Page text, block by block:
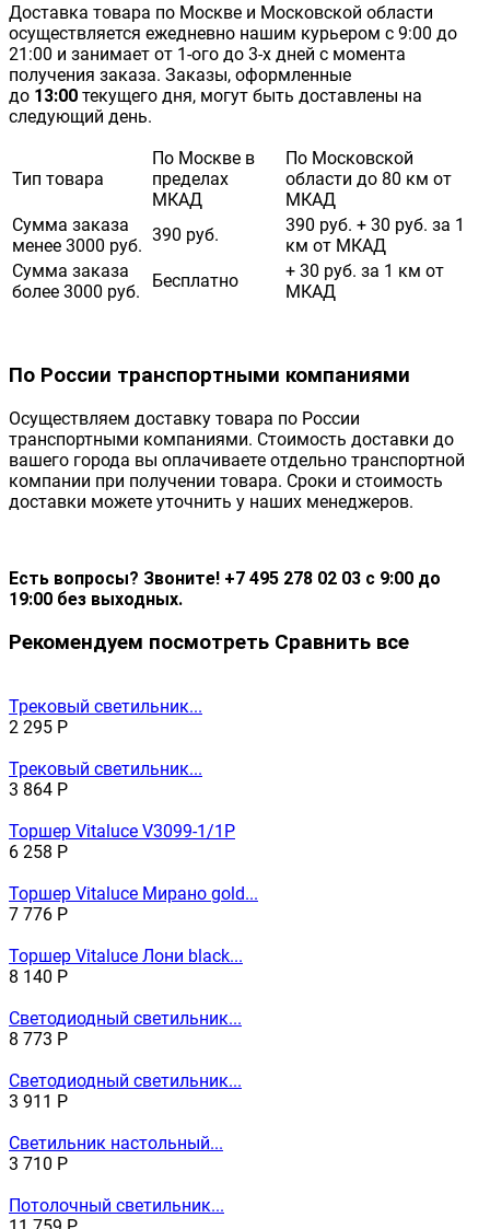
Доставка товара по Москве и Московской области
осуществляется ежедневно нашим курьером с 9:00 до
21:00 и занимает от 1-ого до 3-х дней с момента
получения заказа. Заказы, оформленные
до 13:00 текущего дня, могут быть доставлены на
следующий день.
Тип товара
По Москве в
пределах
МКАД
По Московской
области до 80 км от
МКАД
Сумма заказа
менее 3000 руб.
390 руб.
390 руб. + 30 руб. за 1
км от МКАД
Сумма заказа
более 3000 руб.
Бесплатно
+ 30 руб. за 1 км от
МКАД
По России транспортными компаниями
Осуществляем доставку товара по России
транспортными компаниями. Стоимость доставки до
вашего города вы оплачиваете отдельно транспортной
компании при получении товара. Сроки и стоимость
доставки можете уточнить у наших менеджеров.
Есть вопросы? Звоните! +7 495 278 02 03 с 9:00 до
19:00 без выходных.
Рекомендуем посмотреть Сравнить все
Трековый светильник...
2 295 Р
Трековый светильник...
3 864 Р
Торшер Vitaluce V3099-1/1P
6 258 Р
Торшер Vitaluce Мирано gold...
7 776 Р
Торшер Vitaluce Лони black...
8 140 Р
Светодиодный светильник...
8 773 Р
Светодиодный светильник...
3 911 Р
Светильник настольный...
3 710 Р
Потолочный светильник...